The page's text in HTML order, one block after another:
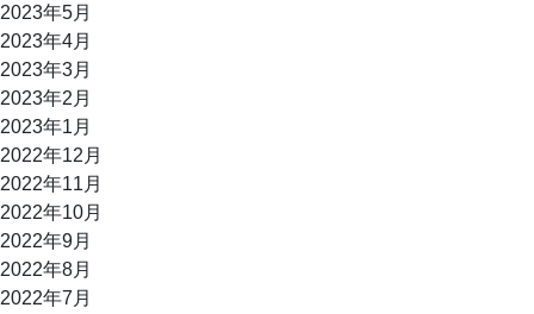
2023年5月
2023年4月
2023年3月
2023年2月
2023年1月
2022年12月
2022年11月
2022年10月
2022年9月
2022年8月
2022年7月